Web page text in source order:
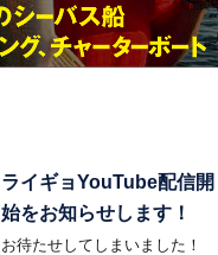
ライギョYouTube配信開
始をお知らせします！
お待たせしてしまいました！